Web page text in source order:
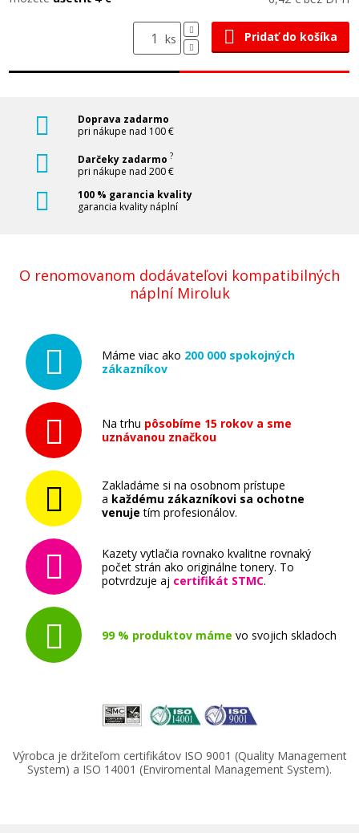
ks Pridať do košíka
Doprava zadarmo
pri nákupe nad 100 €
Darčeky zadarmo ?
pri nákupe nad 200 €
100 % garancia kvality
garancia kvality náplní
O renomovanom dodávateľovi kompatibilných
náplní Miroluk
Máme viac ako 200 000 spokojných
zákazníkov
Na trhu pôsobíme 15 rokov a sme
uznávanou značkou
Zakladáme si na osobnom prístupe
a každému zákazníkovi sa ochotne
venuje tím profesionálov.
Kazety vytlačia rovnako kvalitne rovnaký
počet strán ako originálne tonery. To
potvrdzuje aj certifikát STMC.
99 % produktov máme vo svojich skladoch
Výrobca je držiteľom certifikátov ISO 9001 (Quality Management
System) a ISO 14001 (Enviromental Management System).